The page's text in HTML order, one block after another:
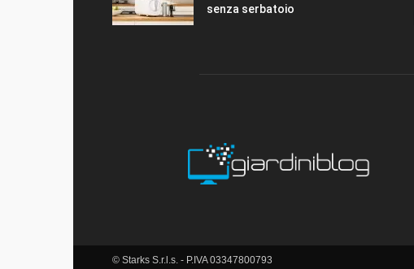
senza serbatoio
© Starks S.r.l.s. - P.IVA 03347800793